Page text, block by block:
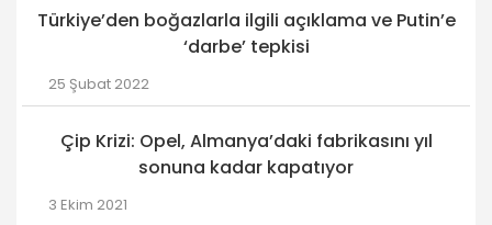
Türkiye’den boğazlarla ilgili açıklama ve Putin’e
‘darbe’ tepkisi
25 Şubat 2022
Çip Krizi: Opel, Almanya’daki fabrikasını yıl
sonuna kadar kapatıyor
3 Ekim 2021